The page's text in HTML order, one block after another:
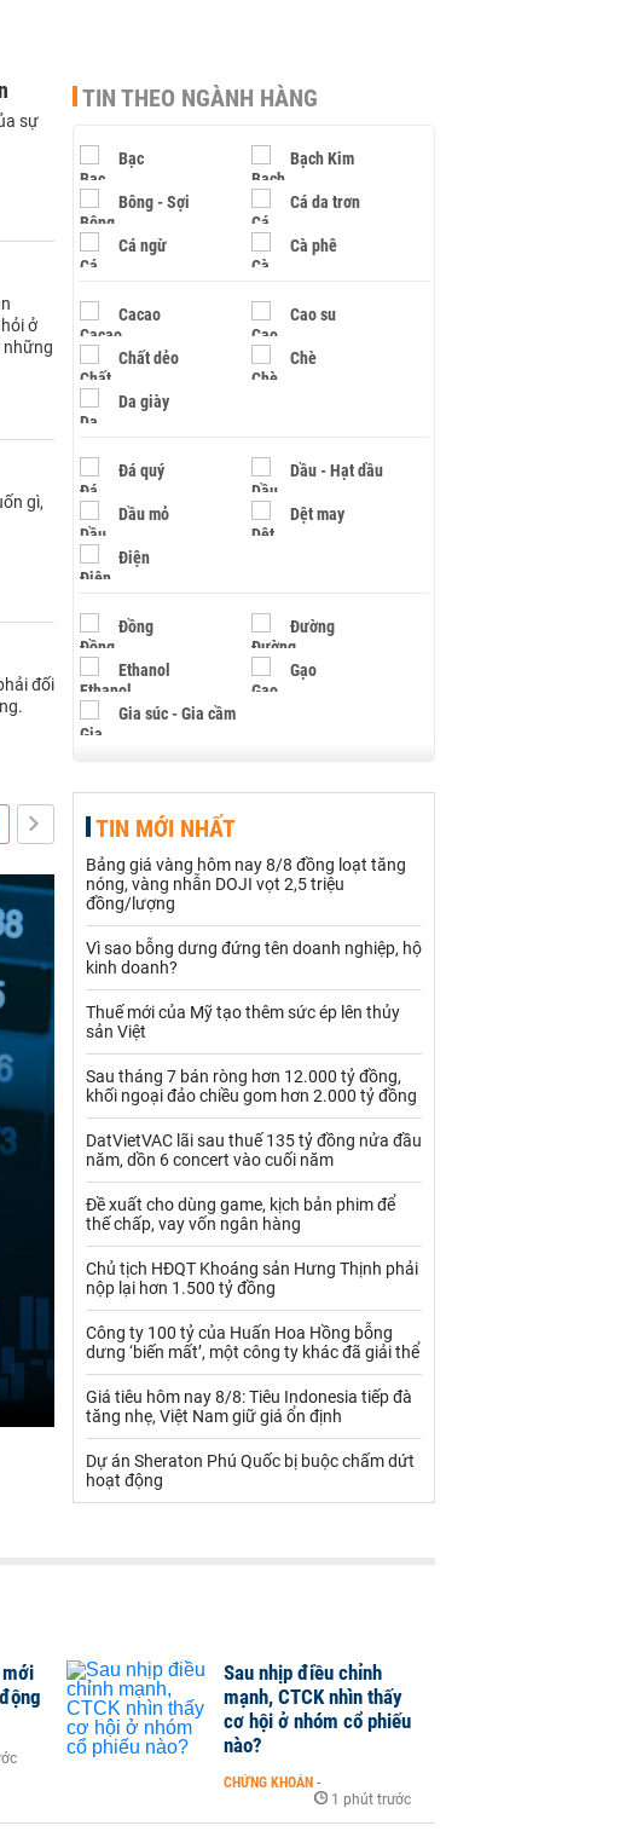
sự
ở
những
gì,
đối
TIN THEO NGÀNH HÀNG
Bạc Bạch Kim
Bông - Sợi Cá da trơn
Cá ngừ Cà phê
Cacao Cao su
Chất dẻo Chè
Da giày
Đá quý Dầu - Hạt dầu
Dầu mỏ Dệt may
Điện
Đồng Đường
Ethanol Gạo
Gia súc - Gia cầm
Hạt điều
Khí đốt
Kim loại khác Mắc ca
Nhựa - Hạt nhựa
Palladium Phân bón
Rau - Củ -Quả Sắt thép
Sữa
Than Thức ăn chăn nuôi
Thủy hải sản khác
Vàng
VLXD khác Xăng dầu
Xi măng - Clynker
TIN MỚI NHẤT
Bảng giá vàng hôm nay 8/8 đồng loạt tăng
nóng, vàng nhẫn DOJI vọt 2,5 triệu
đồng/lượng
Vì sao bỗng dưng đứng tên doanh nghiệp, hộ
kinh doanh?
Thuế mới của Mỹ tạo thêm sức ép lên thủy
sản Việt
Sau tháng 7 bán ròng hơn 12.000 tỷ đồng,
khối ngoại đảo chiều gom hơn 2.000 tỷ đồng
DatVietVAC lãi sau thuế 135 tỷ đồng nửa đầu
năm, dồn 6 concert vào cuối năm
Đề xuất cho dùng game, kịch bản phim để
thế chấp, vay vốn ngân hàng
Chủ tịch HĐQT Khoáng sản Hưng Thịnh phải
nộp lại hơn 1.500 tỷ đồng
Công ty 100 tỷ của Huấn Hoa Hồng bỗng
dưng ‘biến mất’, một công ty khác đã giải thể
Giá tiêu hôm nay 8/8: Tiêu Indonesia tiếp đà
tăng nhẹ, Việt Nam giữ giá ổn định
Dự án Sheraton Phú Quốc bị buộc chấm dứt
hoạt động
Sau nhịp điều chỉnh
mạnh, CTCK nhìn thấy
cơ hội ở nhóm cổ phiếu
nào?
CHỨNG KHOÁN -
1 phút trước